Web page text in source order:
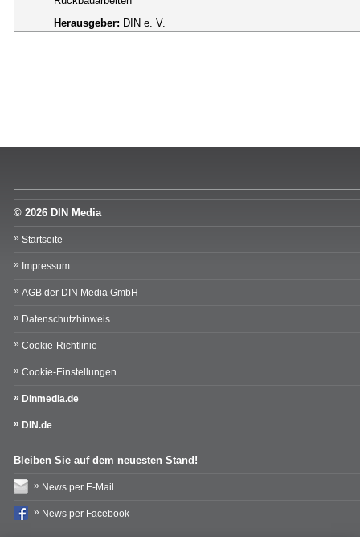
Herausgeber: DIN e. V.
© 2026 DIN Media
Startseite
Impressum
AGB der DIN Media GmbH
Datenschutzhinweis
Cookie-Richtlinie
Cookie-Einstellungen
Dinmedia.de
DIN.de
Bleiben Sie auf dem neuesten Stand!
News per E-Mail
News per Facebook